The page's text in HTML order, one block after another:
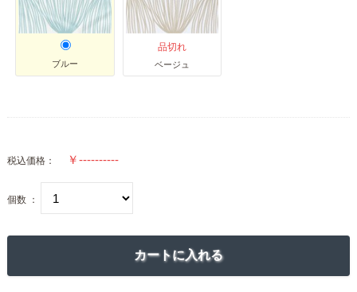
ブルー
品切れ
ベージュ
税込価格：
個数 ：